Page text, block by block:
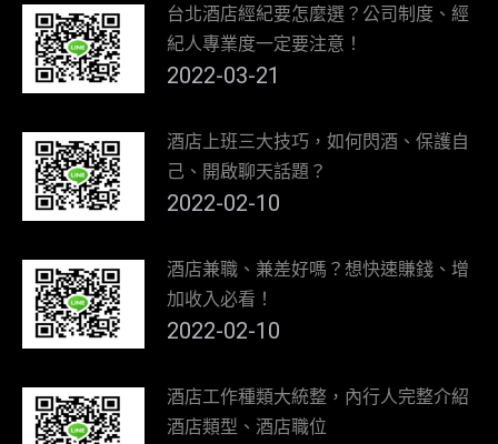
台北酒店經紀要怎麼選？公司制度、經
紀人專業度一定要注意！
2022-03-21
酒店上班三大技巧，如何閃酒、保護自
己、開啟聊天話題？
2022-02-10
酒店兼職、兼差好嗎？想快速賺錢、增
加收入必看！
2022-02-10
酒店工作種類大統整，內行人完整介紹
酒店類型、酒店職位